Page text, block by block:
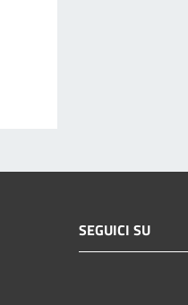
SEGUICI SU